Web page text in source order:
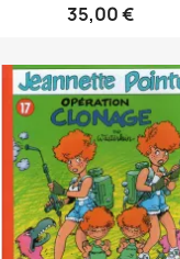
35,00 €